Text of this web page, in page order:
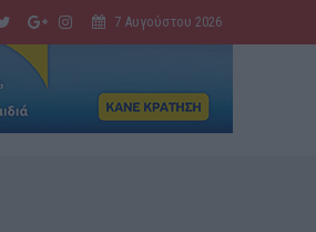
7 Αυγούστου 2026